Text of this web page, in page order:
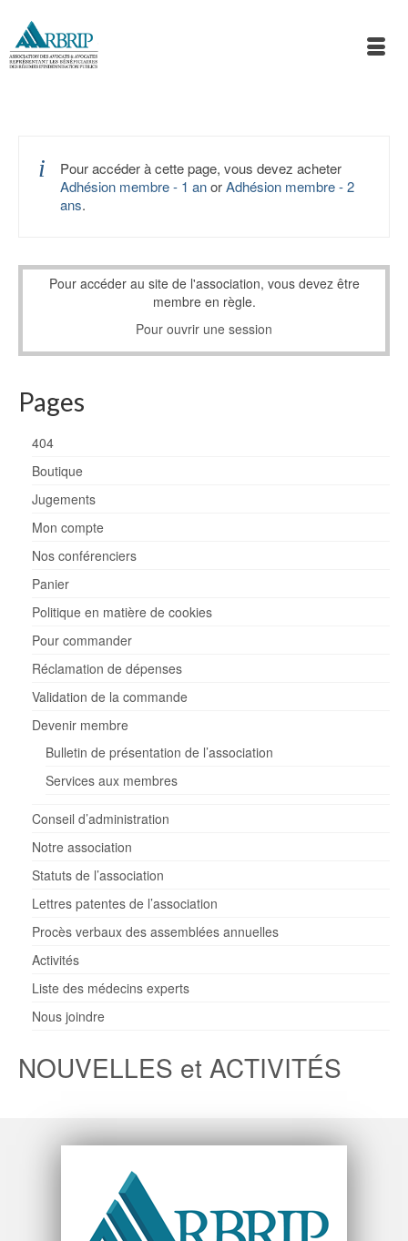
Pour accéder à cette page, vous devez acheter
Adhésion membre - 1 anorAdhésion membre - 2
ans.
Pour accéder au site de l'association, vous devez être
membre en règle.
Pour ouvrir une session
Pages
404
Boutique
Jugements
Mon compte
Nos conférenciers
Panier
Politique en matière de cookies
Pour commander
Réclamation de dépenses
Validation de la commande
Devenir membre
Bulletin de présentation de l’association
Services aux membres
Conseil d’administration
Notre association
Statuts de l’association
Lettres patentes de l’association
Procès verbaux des assemblées annuelles
Activités
Liste des médecins experts
Nous joindre
NOUVELLES et ACTIVITÉS